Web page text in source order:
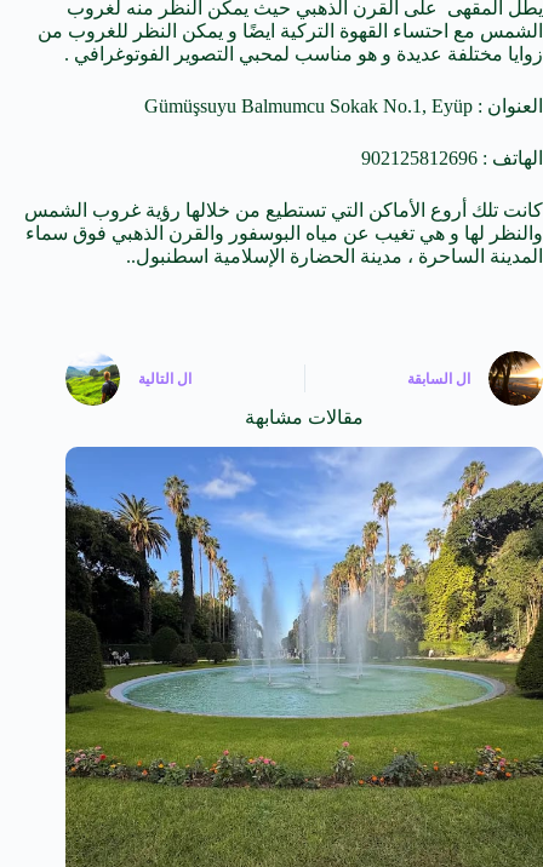
يطل المقهى على القرن الذهبي حيث يمكن النظر منه لغروب
الشمس مع احتساء القهوة التركية ايضًا و يمكن النظر للغروب من
زوايا مختلفة عديدة و هو مناسب لمحبي التصوير الفوتوغرافي .
العنوان : Gümüşsuyu Balmumcu Sokak No.1, Eyüp
الهاتف : 902125812696
كانت تلك أروع الأماكن التي تستطيع من خلالها رؤية غروب الشمس
والنظر لها و هي تغيب عن مياه البوسفور والقرن الذهبي فوق سماء
المدينة الساحرة ، مدينة الحضارة الإسلامية اسطنبول..
ال السابقة ال التالية
مقالات مشابهة